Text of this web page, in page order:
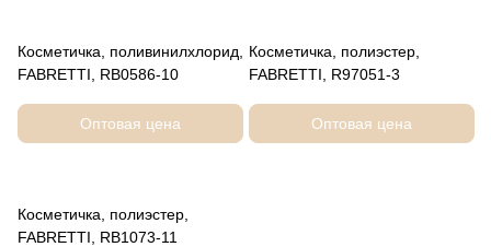
Косметичка, поливинилхлорид,
FABRETTI, RB0586-10
Оптовая цена
Косметичка, полиэстер,
FABRETTI, R97051-3
Оптовая цена
Косметичка, полиэстер,
FABRETTI, RB1073-11